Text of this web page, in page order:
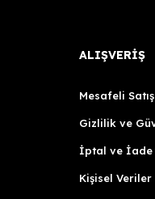
ALIŞVERİŞ
Mesafeli
Gizlilik ve
İptal ve İade
Kişisel Veriler